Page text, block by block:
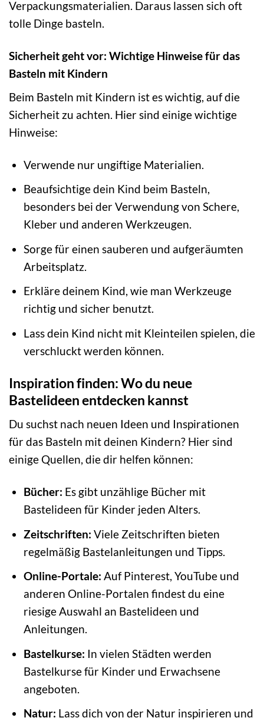
Verpackungsmaterialien. Daraus lassen sich oft
tolle Dinge basteln.
Sicherheit geht vor: Wichtige Hinweise für das
Basteln mit Kindern
Beim Basteln mit Kindern ist es wichtig, auf die
Sicherheit zu achten. Hier sind einige wichtige
Hinweise:
Verwende nur ungiftige Materialien.
Beaufsichtige dein Kind beim Basteln,
besonders bei der Verwendung von Schere,
Kleber und anderen Werkzeugen.
Sorge für einen sauberen und aufgeräumten
Arbeitsplatz.
Erkläre deinem Kind, wie man Werkzeuge
richtig und sicher benutzt.
Lass dein Kind nicht mit Kleinteilen spielen, die
verschluckt werden können.
Inspiration finden: Wo du neue
Bastelideen entdecken kannst
Du suchst nach neuen Ideen und Inspirationen
für das Basteln mit deinen Kindern? Hier sind
einige Quellen, die dir helfen können:
Bücher: Es gibt unzählige Bücher mit
Bastelideen für Kinder jeden Alters.
Zeitschriften: Viele Zeitschriften bieten
regelmäßig Bastelanleitungen und Tipps.
Online-Portale: Auf Pinterest, YouTube und
anderen Online-Portalen findest du eine
riesige Auswahl an Bastelideen und
Anleitungen.
Bastelkurse: In vielen Städten werden
Bastelkurse für Kinder und Erwachsene
angeboten.
Natur: Lass dich von der Natur inspirieren und